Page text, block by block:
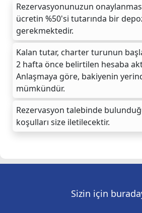
Rezervasyonunuzun
ücretin %50'si tutarında bir
gerekmektedir.
Kalan tutar, charter turunun
2 hafta önce belirtilen hesaba
Anlaşmaya göre, bakiyenin
mümkündür.
Rezervasyon talebinde
koşulları size iletilecektir.
Sizin için